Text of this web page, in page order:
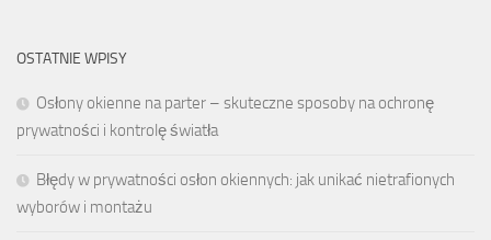
OSTATNIE WPISY
Osłony okienne na parter – skuteczne sposoby na ochronę
prywatności i kontrolę światła
Błędy w prywatności osłon okiennych: jak unikać nietrafionych
wyborów i montażu